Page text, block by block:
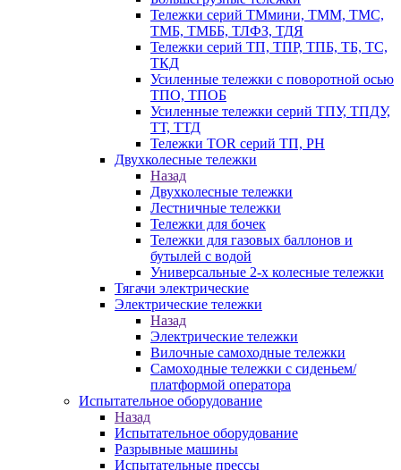
Тележки серий ТМмини, ТММ, ТМС,
ТМБ, ТМББ, ТЛФЗ, ТДЯ
Тележки серий ТП, ТПР, ТПБ, ТБ, ТС,
ТКД
Усиленные тележки с поворотной осью
ТПО, ТПОБ
Усиленные тележки серий ТПУ, ТПДУ,
ТТ, ТТД
Тележки TOR серий ТП, PH
Двухколесные тележки
Назад
Двухколесные тележки
Лестничные тележки
Тележки для бочек
Тележки для газовых баллонов и
бутылей с водой
Универсальные 2-х колесные тележки
Тягачи электрические
Электрические тележки
Назад
Электрические тележки
Вилочные самоходные тележки
Самоходные тележки с сиденьем/
платформой оператора
Испытательное оборудование
Назад
Испытательное оборудование
Разрывные машины
Испытательные прессы